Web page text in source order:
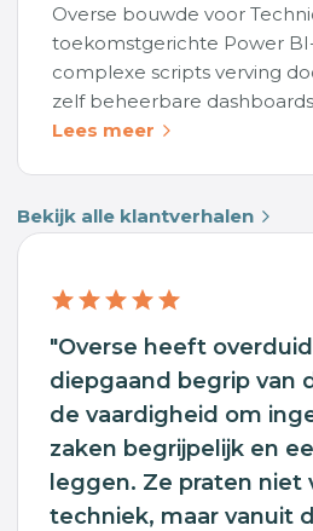
Overse bouwde voor
toekomstgerichte Power
complexe scripts verving
zelf beheerbare
Lees meer
Bekijk alle klantverhalen
"Overse heeft
diepgaand begrip van
de vaardigheid om
zaken begrijpelijk en
leggen. Ze praten niet
techniek, maar vanuit